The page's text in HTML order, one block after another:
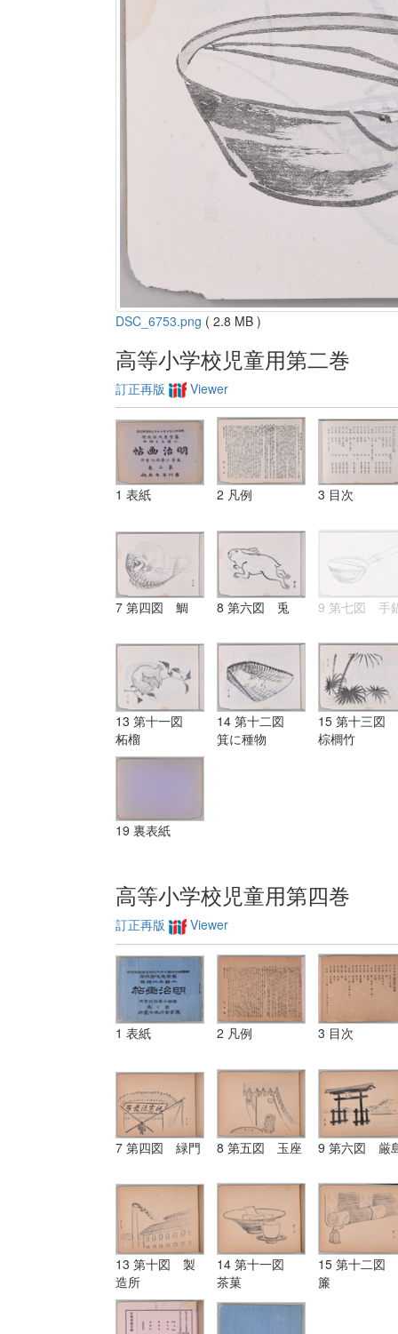
DSC_6753.png ( 2.8 MB )
高等小学校児童用第二巻
訂正再版 Viewer
1 表紙 2 凡例 3 目次
7 第四図 鯛 8 第六図 兎 9 第七図 手
13 第十一図
柘榴
14 第十二図
箕に種物
15 第十三図
棕櫚竹
19 裏表紙
高等小学校児童用第四巻
訂正再版 Viewer
1 表紙 2 凡例 3 目次
7 第四図 緑門 8 第五図 玉座 9 第六図 厳
13 第十図 製
造所
14 第十一図
茶菓
15 第十二図
簾